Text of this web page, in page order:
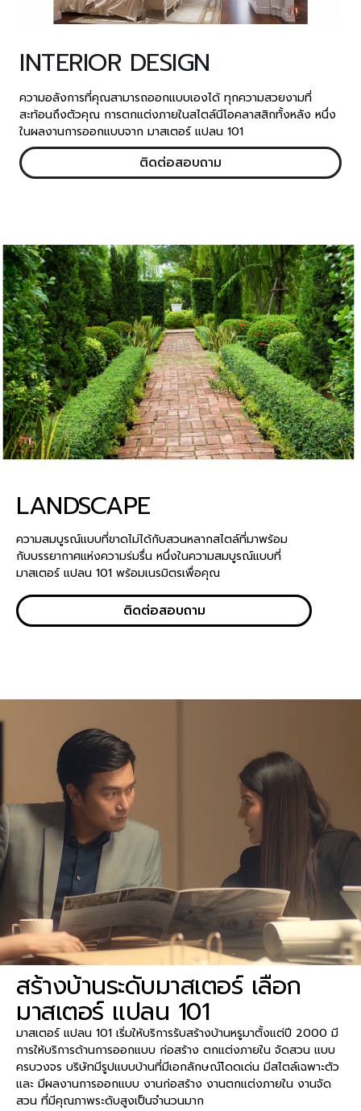
INTERIOR DESIGN
ความอลังการที่คุณสามารถออกแบบเองได้ ทุกความสวยงามที่
สะท้อนถึงตัวคุณ การตกแต่งภายในสไตล์นีโอคลาสสิกทั้งหลัง หนึ่ง
ในผลงานการออกแบบจาก มาสเตอร์ แปลน 101
ติดต่อสอบถาม
LANDSCAPE
ความสมบูรณ์แบบที่ขาดไม่ได้กับสวนหลากสไตล์ที่มาพร้อม
กับบรรยากาศแห่งความร่มรื่น หนึ่งในความสมบูรณ์แบบที่
มาสเตอร์ แปลน 101 พร้อมเนรมิตรเพื่อคุณ
ติดต่อสอบถาม
สร้างบ้านระดับมาสเตอร์ เลือก
มาสเตอร์ แปลน 101
มาสเตอร์ แปลน 101 เริ่มให้บริการรับสร้างบ้านหรูมาตั้งแต่ปี 2000 มี
การให้บริการด้านการออกแบบ ก่อสร้าง ตกแต่งภายใน จัดสวน แบบ
ครบวงจร บริษัทมีรูปแบบบ้านที่มีเอกลักษณ์โดดเด่น มีสไตล์เฉพาะตัว
และ มีผลงานการออกแบบ งานก่อสร้าง งานตกแต่งภายใน งานจัด
สวน ที่มีคุณภาพระดับสูงเป็นจำนวนมาก